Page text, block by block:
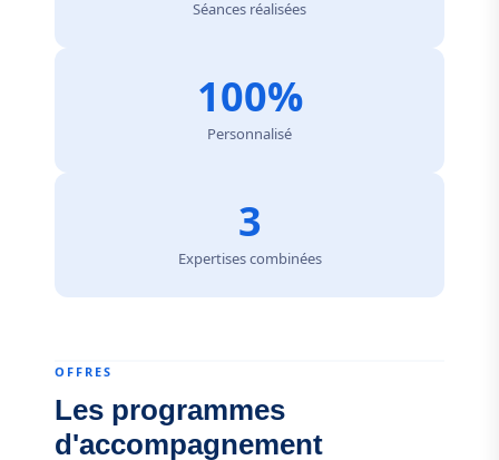
Séances réalisées
100%
Personnalisé
3
Expertises combinées
OFFRES
Les programmes
d'accompagnement